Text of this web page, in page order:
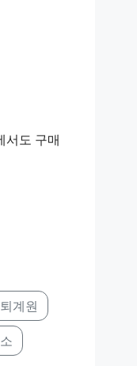
서도 구매
퇴계원